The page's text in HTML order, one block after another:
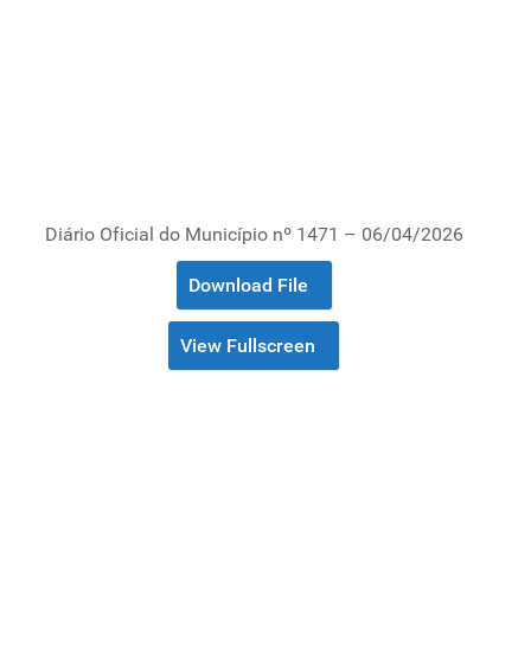
Diário Oficial do Município nº 1471 – 06/04/2026
Download File
View Fullscreen